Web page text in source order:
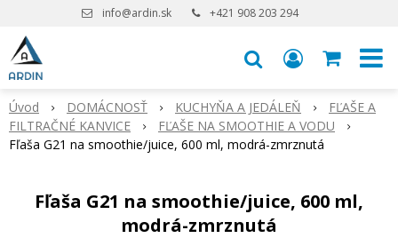
info@ardin.sk +421 908 203 294
Úvod DOMÁCNOSŤ KUCHYŇA A JEDÁLEŇ
FĽAŠE A
FILTRAČNÉ KANVICE
FĽAŠE NA SMOOTHIE A VODU
Fľaša G21 na smoothie/juice, 600 ml, modrá-zmrznutá
Fľaša G21 na smoothie/juice, 600 ml,
modrá-zmrznutá